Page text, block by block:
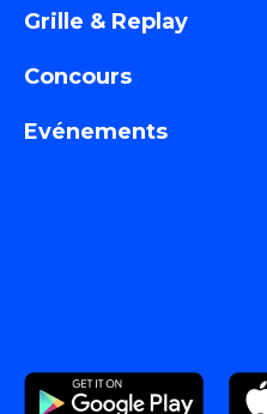
Grille & Replay
Concours
Evénements